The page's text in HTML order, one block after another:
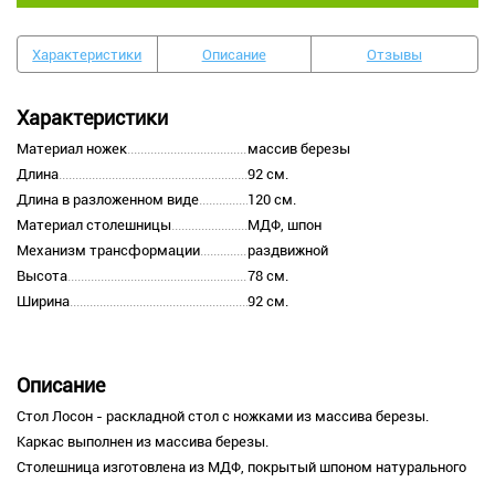
Характеристики Описание Отзывы
Характеристики
Материал ножек
массив березы
Длина
92 см.
Длина в разложенном виде
120 см.
Материал столешницы
МДФ, шпон
Механизм трансформации
раздвижной
Высота
78 см.
Ширина
92 см.
Описание
Стол Лосон - раскладной стол с ножками из массива березы.
Каркас выполнен из массива березы.
Столешница изготовлена из МДФ, покрытый шпоном натурального